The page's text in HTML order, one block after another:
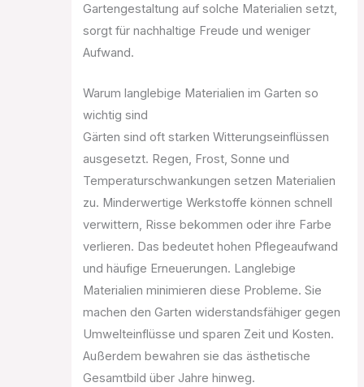
Gartengestaltung auf solche Materialien setzt,
sorgt für nachhaltige Freude und weniger
Aufwand.
Warum langlebige Materialien im Garten so
wichtig sind
Gärten sind oft starken Witterungseinflüssen
ausgesetzt. Regen, Frost, Sonne und
Temperaturschwankungen setzen Materialien
zu. Minderwertige Werkstoffe können schnell
verwittern, Risse bekommen oder ihre Farbe
verlieren. Das bedeutet hohen Pflegeaufwand
und häufige Erneuerungen. Langlebige
Materialien minimieren diese Probleme. Sie
machen den Garten widerstandsfähiger gegen
Umwelteinflüsse und sparen Zeit und Kosten.
Außerdem bewahren sie das ästhetische
Gesamtbild über Jahre hinweg.